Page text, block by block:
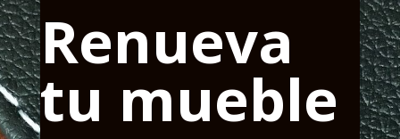
Renueva
tu mueble